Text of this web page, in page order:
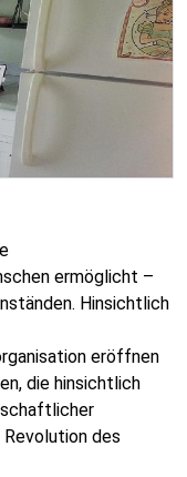
ermöglicht –
Hinsichtlich
eröffnen
die hinsichtlich
des